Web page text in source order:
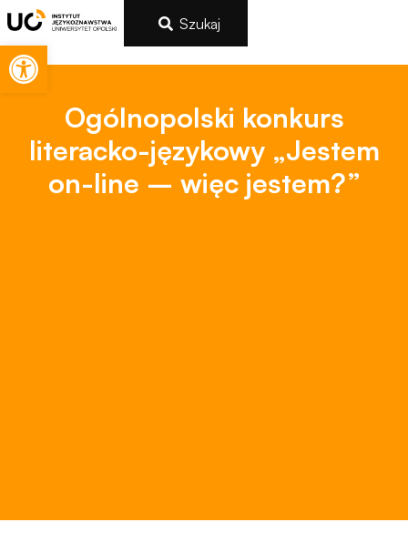
Szukaj
Ogólnopolski konkurs
literacko-językowy „Jestem
on-line – więc jestem?”
Otwórz pasek narzędzi